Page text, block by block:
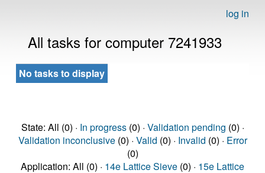
log in
All tasks for computer 7241933
No tasks to display
State: All (0) · In progress(0) · Validation pending (0) ·
Validation inconclusive(0) · Valid (0) · Invalid (0) · Error
(0)
Application: All (0) · 14e Lattice Sieve (0) · 15e Lattice